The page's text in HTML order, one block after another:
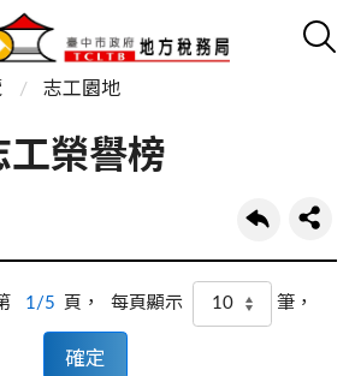
志工園地
工榮譽榜
1/5 頁， 每頁顯示 筆，